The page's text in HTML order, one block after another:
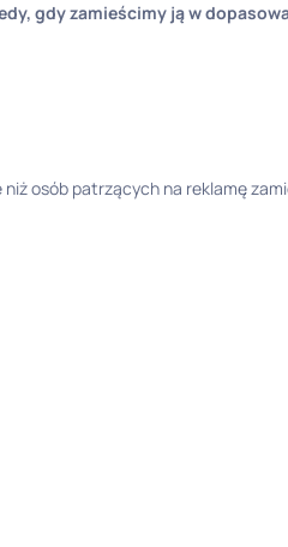
gdy zamieścimy ją w
osób patrzących na reklamę